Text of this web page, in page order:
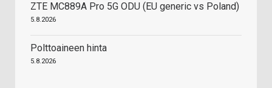
ZTE MC889A Pro 5G ODU (EU generic vs Poland)
5.8.2026
Polttoaineen hinta
5.8.2026